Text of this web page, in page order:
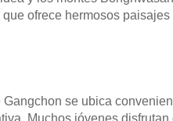
ofrece hermosos
Gangchon se ubica
Muchos jóvenes